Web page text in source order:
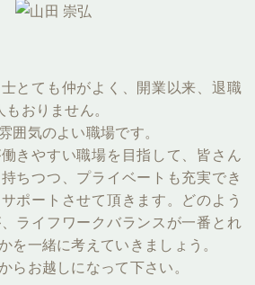
とても仲がよく、開業以来、退職
おりません。
囲気のよい職場です。
きやすい職場を目指して、皆さん
ちつつ、プライベートも充実でき
ポートさせて頂きます。どのよう
ライフワークバランスが一番とれ
を一緒に考えていきましょう。
らお越しになって下さい。